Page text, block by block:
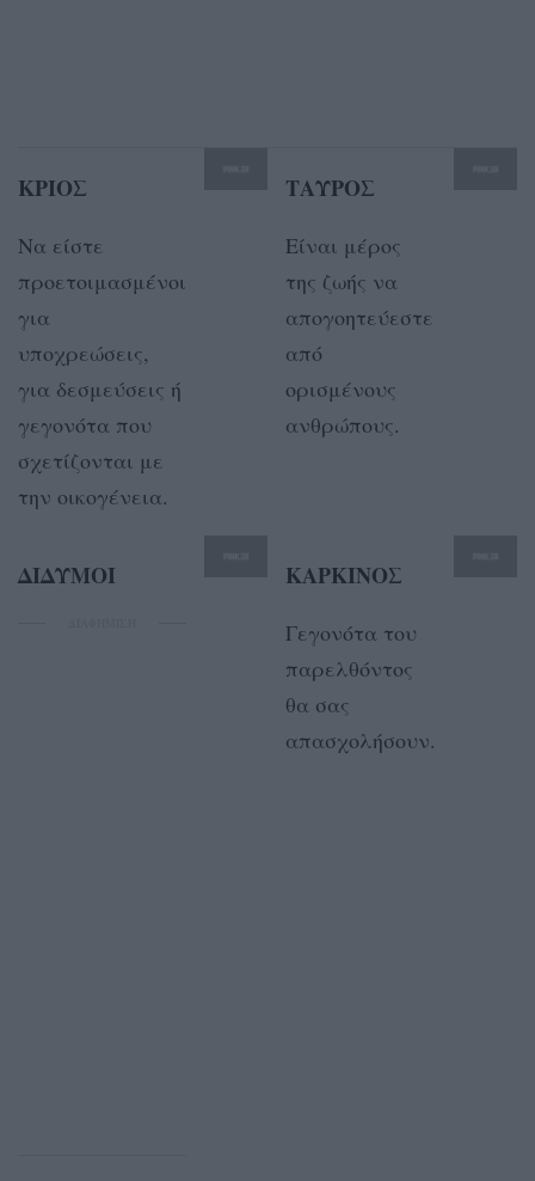
ΚΡΙΟΣ
Να είστε
προετοιμασμένοι
για
υποχρεώσεις,
για δεσμεύσεις ή
γεγονότα που
σχετίζονται με
την οικογένεια.
ΤΑΥΡΟΣ
Είναι μέρος
της ζωής να
απογοητεύεστε
από
ορισμένους
ανθρώπους.
ΔΙΔΥΜΟΙ ΚΑΡΚΙΝΟΣ
Γεγονότα του
παρελθόντος
θα σας
απασχολήσουν.